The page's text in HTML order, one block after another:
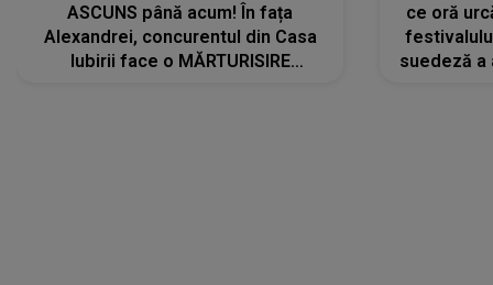
ASCUNS până acum! În fața
Alexandrei, concurentul din Casa
Iubirii face o MĂRTURISIRE
ce oră
suedeză a